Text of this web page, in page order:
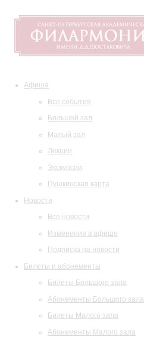
Афиша
Все события
Большой зал
Малый зал
Лекции
Экскурсии
Пушкинская карта
Новости
Все новости
Изменения в афише
Подписка на новости
Билеты и абонементы
Билеты Большого зала
Абонементы Большого зала
Билеты Малого зала
Абонементы Малого зала